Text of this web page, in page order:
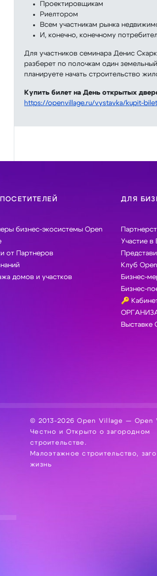
Проектировщикам
Риелтором
Всем участникам рынка
И, конечно, конечному
Для участников семинара Денис
разберет по полочкам один
планируете начать строительство
Купить билет на День открытых
https://openvillage.ru/vystavka/kupit-
бизнес-экосистемы Open
от Партнеров
домов и участков
ДЛЯ
Участие в
Клуб
Бизнес-
Бизнес-
🔑
Выставке
© 2013-2026 Open Village — Open
Честно и Открыто о загородном
строительстве.
Малоэтажное строительство,
жизнь